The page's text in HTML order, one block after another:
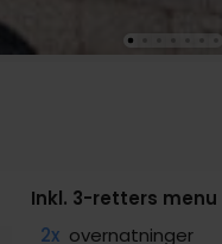
Inkl. 3-retters menu
2x overnatninger